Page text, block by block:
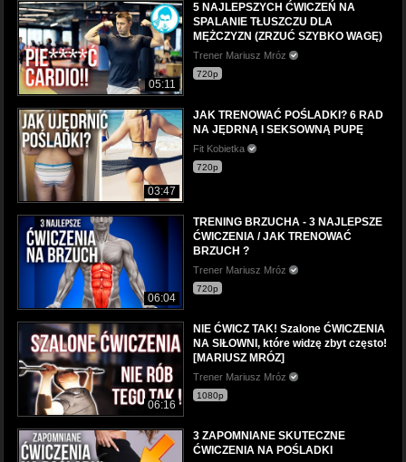
05:11
5 NAJLEPSZYCH ĆWICZEŃ NA
SPALANIE TŁUSZCZU DLA
MĘŻCZYZN (ZRZUĆ SZYBKO WAGĘ)
Trener Mariusz Mróz
720p
03:47
JAK TRENOWAĆ POŚLADKI? 6 RAD
NA JĘDRNĄ I SEKSOWNĄ PUPĘ
Fit Kobietka
720p
06:04
TRENING BRZUCHA - 3 NAJLEPSZE
ĆWICZENIA / JAK TRENOWAĆ
BRZUCH ?
Trener Mariusz Mróz
720p
06:16
NIE ĆWICZ TAK! Szalone ĆWICZENIA
NA SIŁOWNI, które widzę zbyt często!
[MARIUSZ MRÓZ]
Trener Mariusz Mróz
1080p
3 ZAPOMNIANE SKUTECZNE
ĆWICZENIA NA POŚLADKI